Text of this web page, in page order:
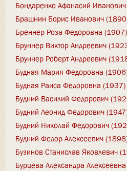
Бондаренко Афанасий
Брашнин Борис Иванович
Бреннер Роза Федоровна (1907)
Бруннер Виктор Андреевич
Бруннер Роберт Андреевич
Будная Мария Федоровна
Будная Раиса Федоровна (1937)
Будний Василий Федорович
Будний Леонид Федорович
Будний Николай Федорович
Будний Федор Алексеевич
Бузинов Станислав Яковлевич
Бурцева Александра